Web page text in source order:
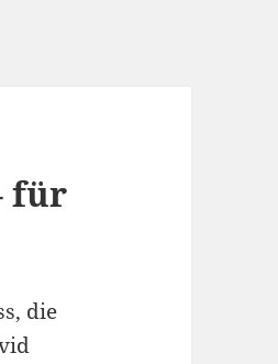
für
die